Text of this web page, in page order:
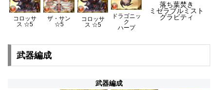
コロッサ
ス ☆5
ザ・サン
☆5
コロッサ
ス ☆5
ドラゴニッ
ク
ハープ
落ち葉焚き
ミゼラブルミスト
グラビティ
武器編成
武器編成